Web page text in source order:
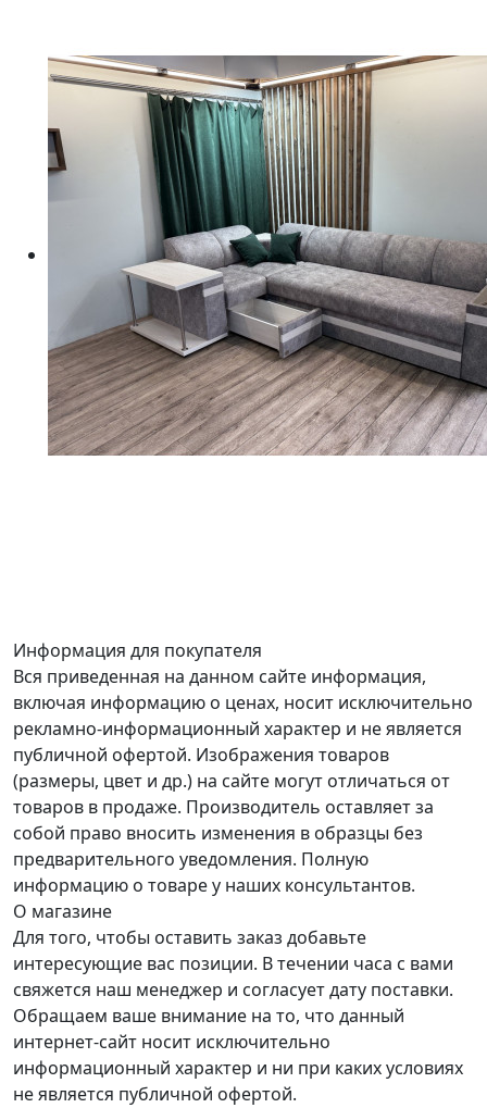
Информация для покупателя
Вся приведенная на данном сайте информация,
включая информацию о ценах, носит исключительно
рекламно-информационный характер и не является
публичной офертой. Изображения товаров
(размеры, цвет и др.) на сайте могут отличаться от
товаров в продаже. Производитель оставляет за
собой право вносить изменения в образцы без
предварительного уведомления. Полную
информацию о товаре у наших консультантов.
О магазине
Для того, чтобы оставить заказ добавьте
интересующие вас позиции. В течении часа с вами
свяжется наш менеджер и согласует дату поставки.
Обращаем ваше внимание на то, что данный
интернет-сайт носит исключительно
информационный характер и ни при каких условиях
не является публичной офертой.